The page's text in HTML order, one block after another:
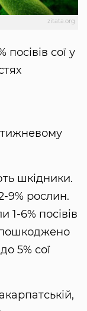
zitata.org
сої у
шкідники.
9% рослин.
1-6% посівів
5% сої